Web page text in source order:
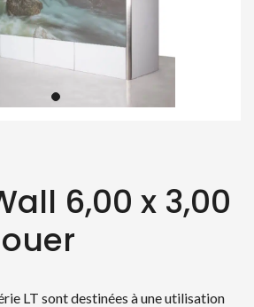
6,00 x 3,00
LT sont destinées à une utilisation